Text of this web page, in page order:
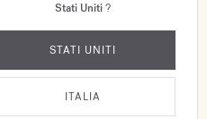
Stati Uniti?
STATI UNITI
ITALIA